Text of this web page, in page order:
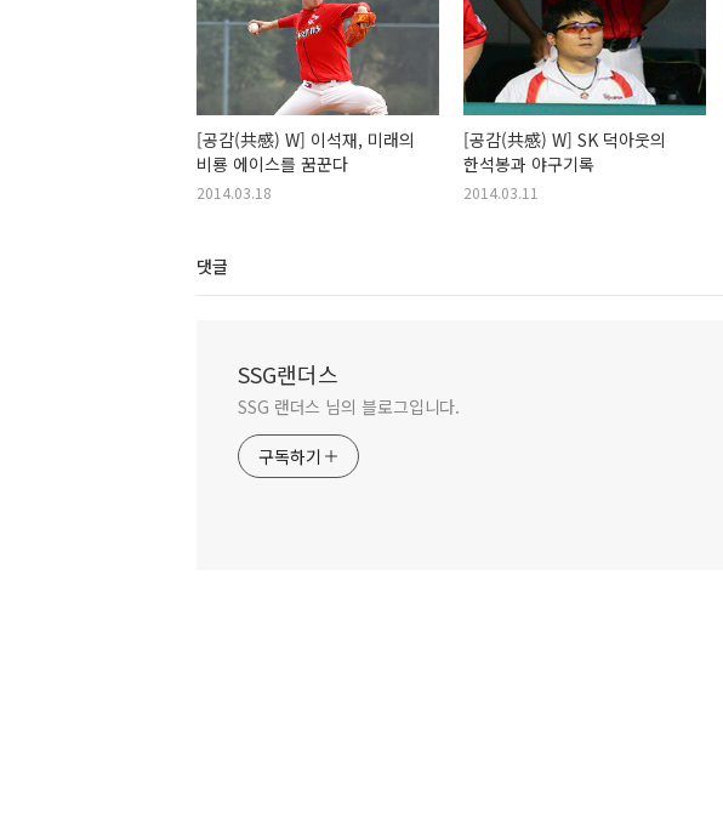
[공감(共感) W] 이석재, 미래의
비룡 에이스를 꿈꾼다
2014.03.18
[공감(共感) W] SK 덕아웃의
한석봉과 야구기록
2014.03.11
댓글
SSG랜더스
SSG 랜더스 님의 블로그입니다.
구독하기